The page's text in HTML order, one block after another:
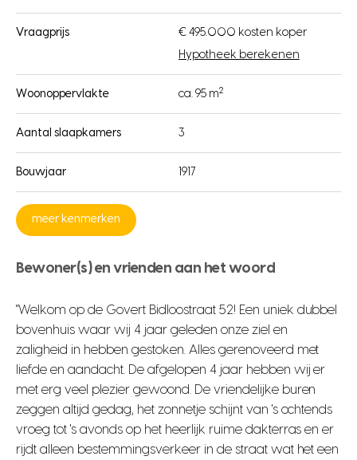
Vraagprijs
€ 495.000 kosten koper
Hypotheek berekenen
Woonoppervlakte ca. 95 m2
Aantal slaapkamers 3
Bouwjaar 1917
meer kenmerken
Bewoner(s) en vrienden aan het woord
"Welkom op de Govert Bidloostraat 52! Een uniek dubbel
bovenhuis waar wij 4 jaar geleden onze ziel en
zaligheid in hebben gestoken. Alles gerenoveerd met
liefde en aandacht. De afgelopen 4 jaar hebben wij er
met erg veel plezier gewoond. De vriendelijke buren
zeggen altijd gedag, het zonnetje schijnt van 's ochtends
vroeg tot 's avonds op het heerlijk ruime dakterras en er
rijdt alleen bestemmingsverkeer in de straat wat het een